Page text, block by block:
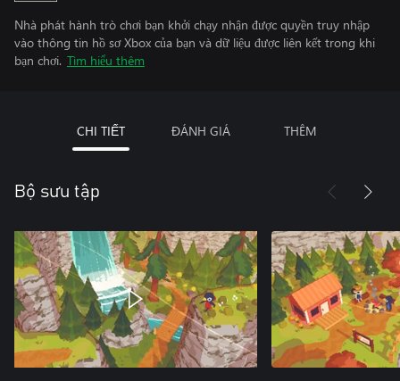
Nhà phát hành trò chơi bạn khởi chạy nhận được quyền truy nhập
vào thông tin hồ sơ Xbox của bạn và dữ liệu được liên kết trong khi
bạn chơi. Tìm hiểu thêm
CHI TIẾT ĐÁNH GIÁ THÊM
Bộ sưu tập